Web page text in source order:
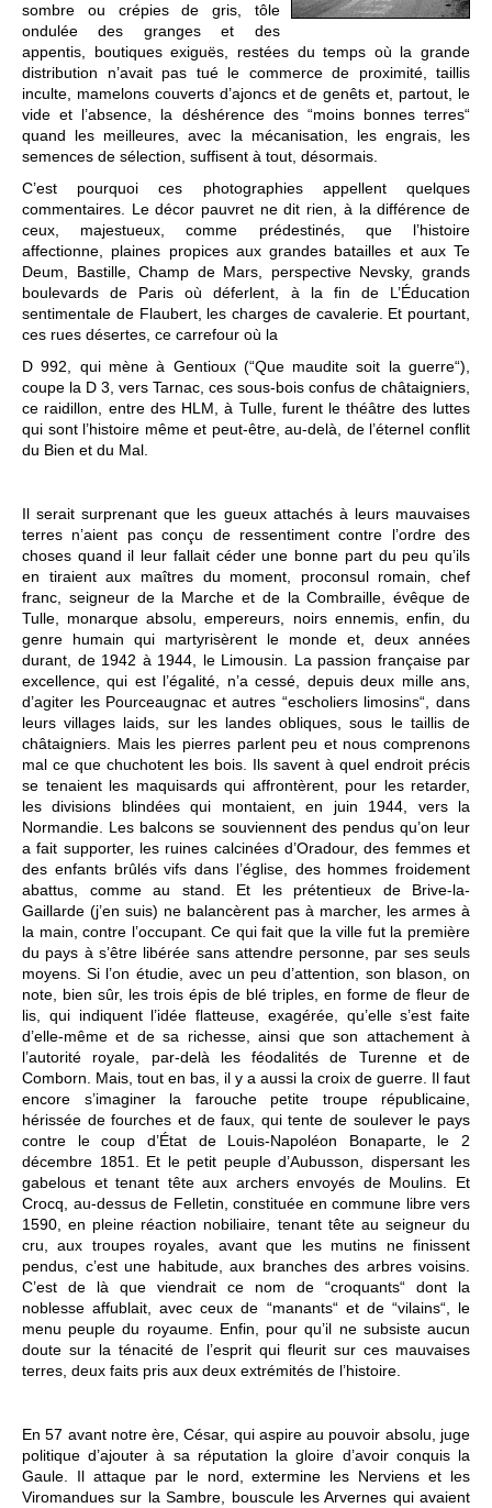
sombre ou crépies de gris, tôle
ondulée des granges et des
appentis, boutiques exiguës, restées du temps où la grande
distribution n’avait pas tué le commerce de proximité, taillis
inculte, mamelons couverts d’ajoncs et de genêts et, partout, le
vide et l’absence, la déshérence des “moins bonnes terres“
quand les meilleures, avec la mécanisation, les engrais, les
semences de sélection, suffisent à tout, désormais.
C’est pourquoi ces photographies appellent quelques
commentaires. Le décor pauvret ne dit rien, à la différence de
ceux, majestueux, comme prédestinés, que l’histoire
affectionne, plaines propices aux grandes batailles et aux Te
Deum, Bastille, Champ de Mars, perspective Nevsky, grands
boulevards de Paris où déferlent, à la fin de L’Éducation
sentimentale de Flaubert, les charges de cavalerie. Et pourtant,
ces rues désertes, ce carrefour où la
D 992, qui mène à Gentioux (“Que maudite soit la guerre“),
coupe la D 3, vers Tarnac, ces sous-bois confus de châtaigniers,
ce raidillon, entre des HLM, à Tulle, furent le théâtre des luttes
qui sont l’histoire même et peut-être, au-delà, de l’éternel conflit
du Bien et du Mal.
Il serait surprenant que les gueux attachés à leurs mauvaises
terres n’aient pas conçu de ressentiment contre l’ordre des
choses quand il leur fallait céder une bonne part du peu qu’ils
en tiraient aux maîtres du moment, proconsul romain, chef
franc, seigneur de la Marche et de la Combraille, évêque de
Tulle, monarque absolu, empereurs, noirs ennemis, enfin, du
genre humain qui martyrisèrent le monde et, deux années
durant, de 1942 à 1944, le Limousin. La passion française par
excellence, qui est l’égalité, n’a cessé, depuis deux mille ans,
d’agiter les Pourceaugnac et autres “escholiers limosins“, dans
leurs villages laids, sur les landes obliques, sous le taillis de
châtaigniers. Mais les pierres parlent peu et nous comprenons
mal ce que chuchotent les bois. Ils savent à quel endroit précis
se tenaient les maquisards qui affrontèrent, pour les retarder,
les divisions blindées qui montaient, en juin 1944, vers la
Normandie. Les balcons se souviennent des pendus qu’on leur
a fait supporter, les ruines calcinées d’Oradour, des femmes et
des enfants brûlés vifs dans l’église, des hommes froidement
abattus, comme au stand. Et les prétentieux de Brive-la-
Gaillarde (j’en suis) ne balancèrent pas à marcher, les armes à
la main, contre l’occupant. Ce qui fait que la ville fut la première
du pays à s’être libérée sans attendre personne, par ses seuls
moyens. Si l’on étudie, avec un peu d’attention, son blason, on
note, bien sûr, les trois épis de blé triples, en forme de fleur de
lis, qui indiquent l’idée flatteuse, exagérée, qu’elle s’est faite
d’elle-même et de sa richesse, ainsi que son attachement à
l’autorité royale, par-delà les féodalités de Turenne et de
Comborn. Mais, tout en bas, il y a aussi la croix de guerre. Il faut
encore s’imaginer la farouche petite troupe républicaine,
hérissée de fourches et de faux, qui tente de soulever le pays
contre le coup d’État de Louis-Napoléon Bonaparte, le 2
décembre 1851. Et le petit peuple d’Aubusson, dispersant les
gabelous et tenant tête aux archers envoyés de Moulins. Et
Crocq, au-dessus de Felletin, constituée en commune libre vers
1590, en pleine réaction nobiliaire, tenant tête au seigneur du
cru, aux troupes royales, avant que les mutins ne finissent
pendus, c’est une habitude, aux branches des arbres voisins.
C’est de là que viendrait ce nom de “croquants“ dont la
noblesse affublait, avec ceux de “manants“ et de “vilains“, le
menu peuple du royaume. Enfin, pour qu’il ne subsiste aucun
doute sur la ténacité de l’esprit qui fleurit sur ces mauvaises
terres, deux faits pris aux deux extrémités de l’histoire.
En 57 avant notre ère, César, qui aspire au pouvoir absolu, juge
politique d’ajouter à sa réputation la gloire d’avoir conquis la
Gaule. Il attaque par le nord, extermine les Nerviens et les
Viromandues sur la Sambre, bouscule les Arvernes qui avaient